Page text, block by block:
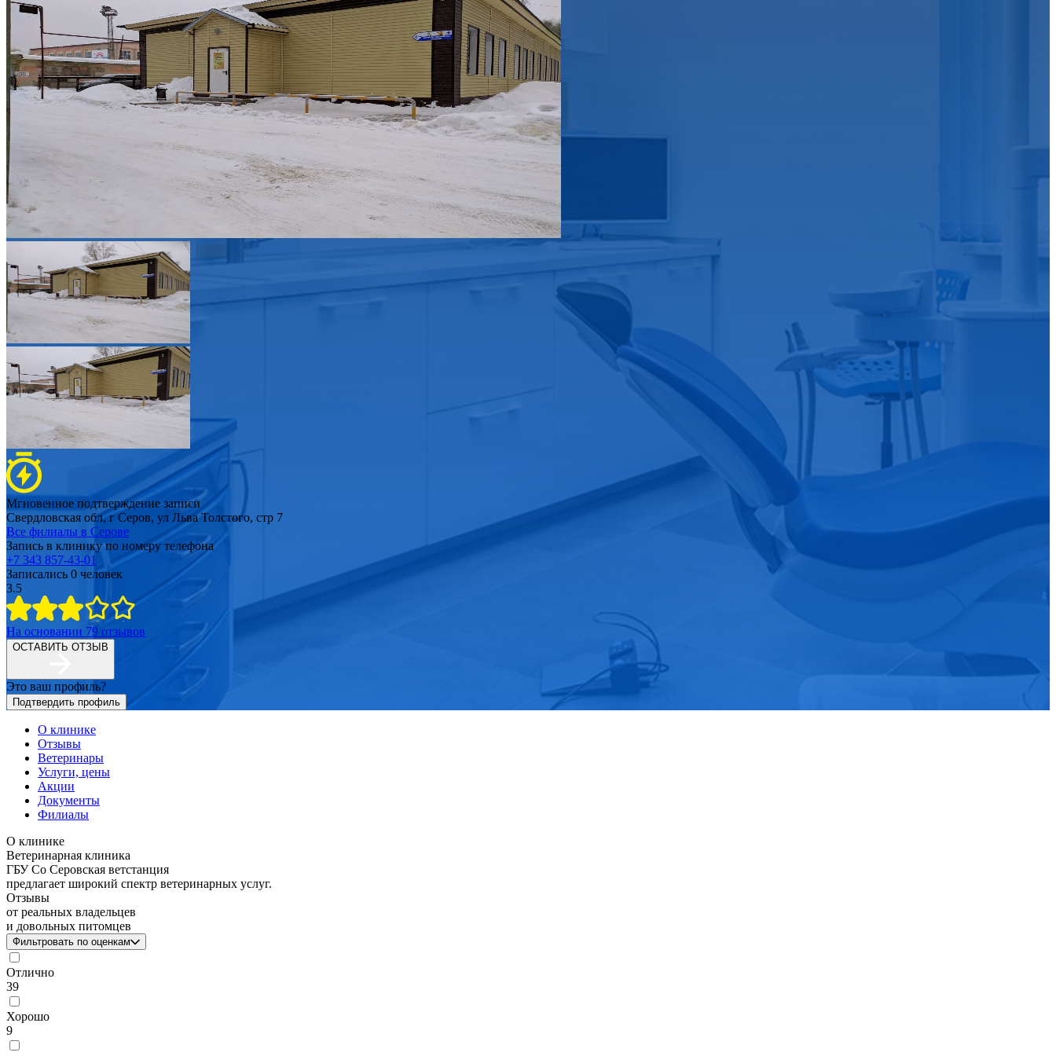
Мгновенное подтверждение записи
Свердловская обл, г Серов, ул Льва Толстого, стр 7
Все филиалы в Серове
Запись в клинику по номеру телефона
+7 343 857-43-01
Записались 0 человек
3.5
На основании 79 отзывов
ОСТАВИТЬ ОТЗЫВ
Это ваш профиль?
Подтвердить профиль
О клинике
Отзывы
Ветеринары
Услуги, цены
Акции
Документы
Филиалы
О клинике
Ветеринарная клиника
ГБУ Со Серовская ветстанция
предлагает широкий спектр ветеринарных услуг.
Отзывы
от реальных владельцев
и довольных питомцев
Фильтровать по оценкам
Отлично
39
Хорошо
9